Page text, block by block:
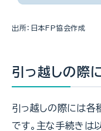
出所：日本FP協会作成
引っ越しの際
引っ越しの際には各
です。主な手続きは